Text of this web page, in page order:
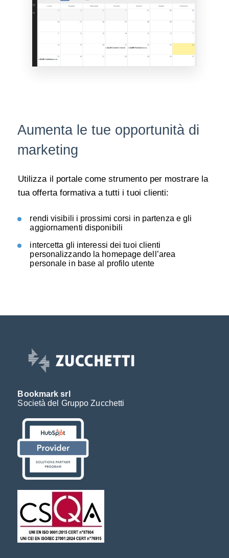
Aumenta le tue opportunità di
marketing
Utilizza il portale come strumento per mostrare la
tua offerta formativa a tutti i tuoi clienti:
rendi visibili i prossimi corsi in partenza e gli
aggiornamenti disponibili
intercetta gli interessi dei tuoi clienti
personalizzando la homepage dell’area
personale in base al profilo utente
Bookmark srl
Società del Gruppo Zucchetti